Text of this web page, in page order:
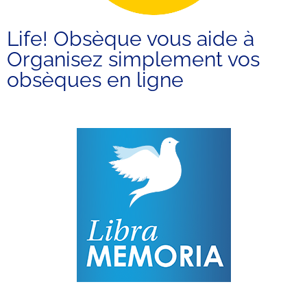
Life! Obsèque vous aide à
Organisez simplement vos
obsèques en ligne